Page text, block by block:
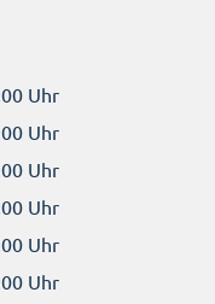
Uhr
Uhr
Uhr
Uhr
Uhr
Uhr